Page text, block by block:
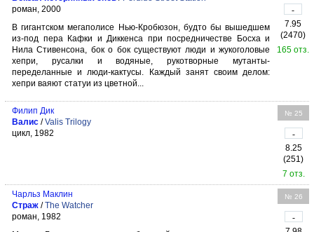
роман, 2000
В гигантском мегаполисе Нью-Кробюзон, будто бы вышедшем
из-под пера Кафки и Диккенса при посредничестве Босха и
Нила Стивенсона, бок о бок существуют люди и жукоголовые
хепри, русалки и водяные, рукотворные мутанты-
переделанные и люди-кактусы. Каждый занят своим делом:
хепри ваяют статуи из цветной...
-
7.95
(2470)
165 отз.
Филип Дик
Валис /Valis Trilogy
цикл, 1982
№ 25
-
8.25
(251)
7 отз.
Чарльз Маклин
Страж /The Watcher
роман, 1982
№ 26
-